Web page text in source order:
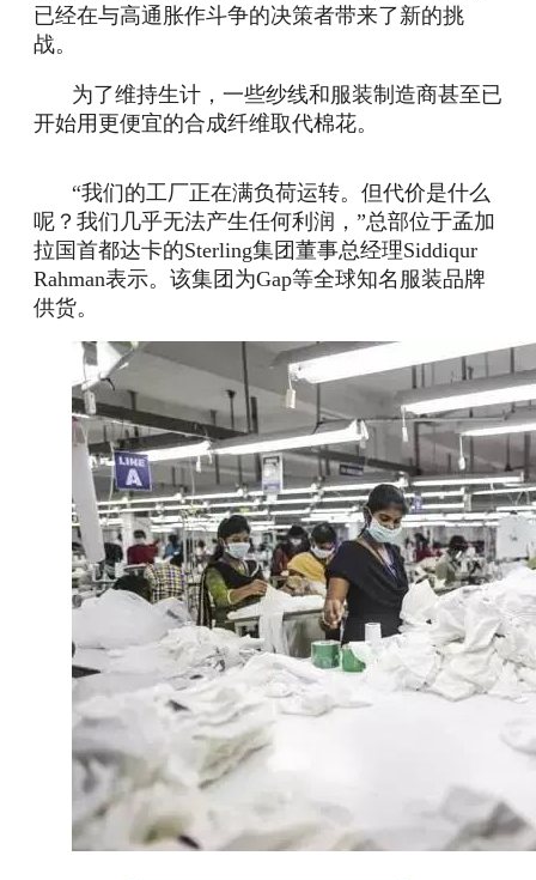
已经在与高通胀作斗争的决策者带来了新的挑
战。
为了维持生计，一些纱线和服装制造商甚至已
开始用更便宜的合成纤维取代棉花。
“我们的工厂正在满负荷运转。但代价是什么
呢？我们几乎无法产生任何利润，”总部位于孟加
拉国首都达卡的Sterling集团董事总经理Siddiqur
Rahman表示。该集团为Gap等全球知名服装品牌
供货。